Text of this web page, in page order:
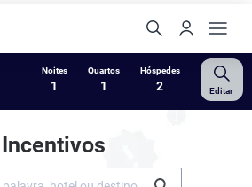
Noites
1
Quartos
1
Hóspedes
2 Editar
Incentivos